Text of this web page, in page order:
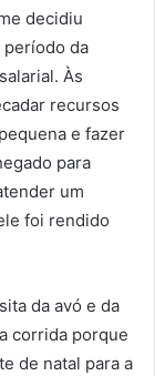
decidiu
da
Às
recursos
e fazer
para
um
foi rendido
da avó e da
corrida porque
de natal para a